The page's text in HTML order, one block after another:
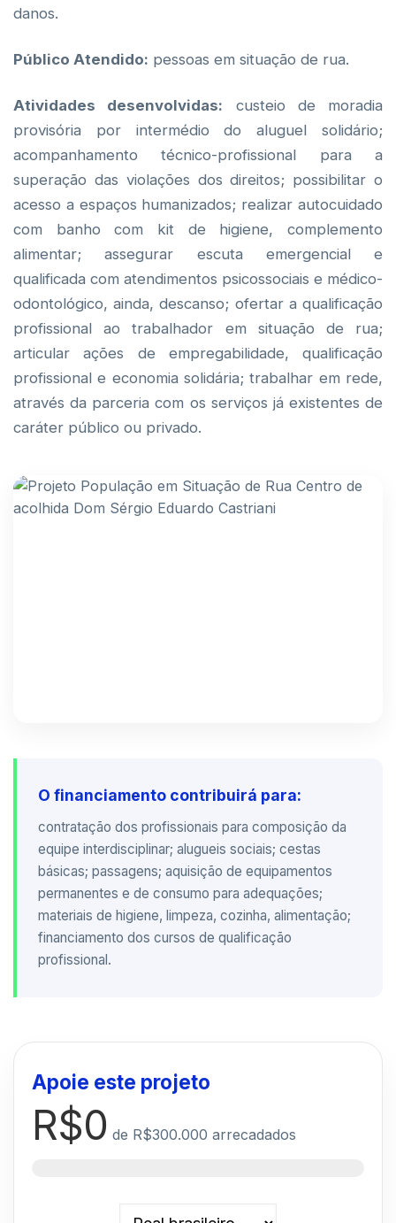
danos.
Público Atendido: pessoas em situação de rua.
Atividades desenvolvidas: custeio de moradia
provisória por intermédio do aluguel solidário;
acompanhamento técnico-profissional para a
superação das violações dos direitos; possibilitar o
acesso a espaços humanizados; realizar autocuidado
com banho com kit de higiene, complemento
alimentar; assegurar escuta emergencial e
qualificada com atendimentos psicossociais e médico-
odontológico, ainda, descanso; ofertar a qualificação
profissional ao trabalhador em situação de rua;
articular ações de empregabilidade, qualificação
profissional e economia solidária; trabalhar em rede,
através da parceria com os serviços já existentes de
caráter público ou privado.
O financiamento contribuirá para:
contratação dos profissionais para composição da
equipe interdisciplinar; alugueis sociais; cestas
básicas; passagens; aquisição de equipamentos
permanentes e de consumo para adequações;
materiais de higiene, limpeza, cozinha, alimentação;
financiamento dos cursos de qualificação
profissional.
Apoie este projeto
R$0 de R$300.000 arrecadados